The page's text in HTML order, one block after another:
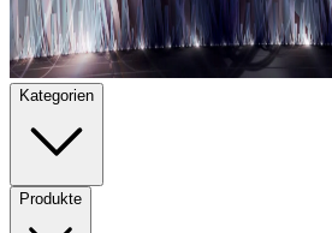
Kategorien
Produkte